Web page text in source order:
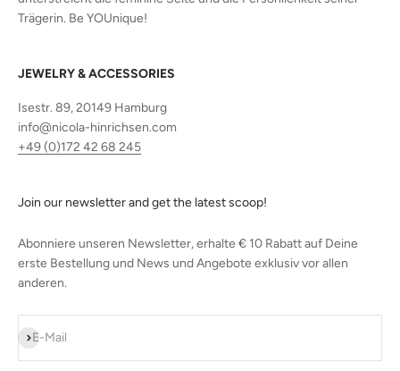
Trägerin. Be YOUnique!
JEWELRY & ACCESSORIES
Isestr. 89, 20149 Hamburg
info@nicola-hinrichsen.com
+49 (0)172 42 68 245
Join our newsletter and get the latest scoop!
Abonniere unseren Newsletter, erhalte € 10 Rabatt auf Deine
erste Bestellung und News und Angebote exklusiv vor allen
anderen.
E-Mail
Abonnieren